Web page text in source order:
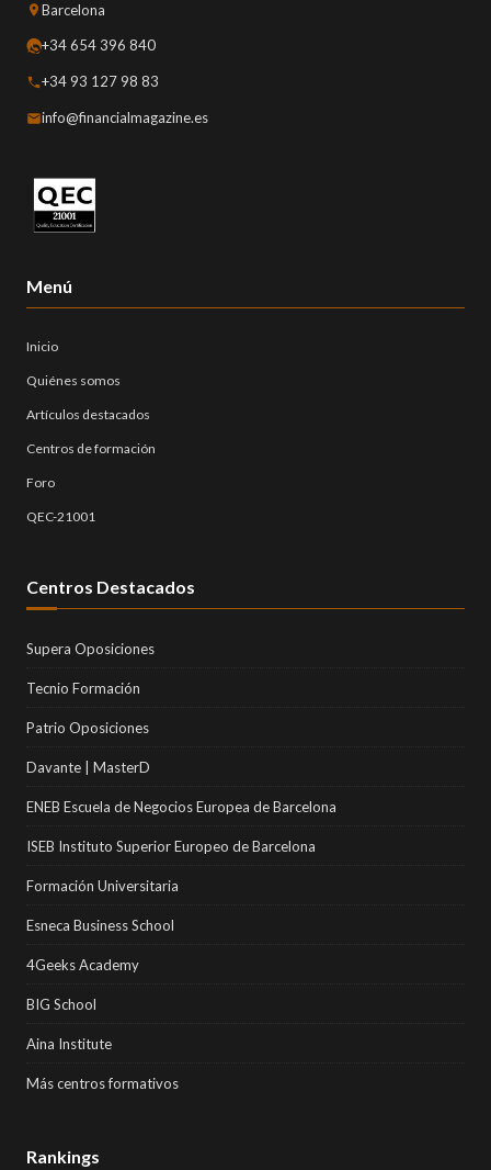
Barcelona
+34 654 396 840
+34 93 127 98 83
info@financialmagazine.es
Menú
Inicio
Quiénes somos
Artículos destacados
Centros de formación
Foro
QEC-21001
Centros Destacados
Supera Oposiciones
Tecnio Formación
Patrio Oposiciones
Davante | MasterD
ENEB Escuela de Negocios Europea de Barcelona
ISEB Instituto Superior Europeo de Barcelona
Formación Universitaria
Esneca Business School
4Geeks Academy
BIG School
Aina Institute
Más centros formativos
Rankings